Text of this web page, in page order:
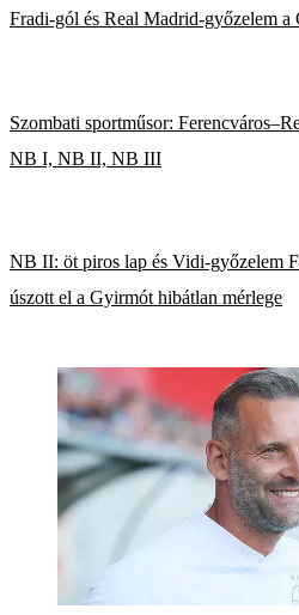
Fradi-gól és Real Madrid-győzelem a
Szombati sportműsor:
NB I, NB II, NB III
NB II: öt piros lap és Vidi-győzelem
úszott el a Gyirmót hibátlan mérlege